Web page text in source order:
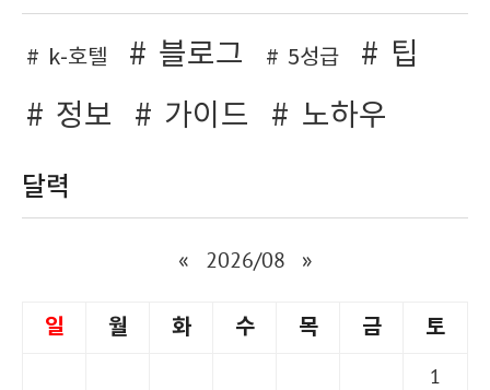
k-호텔 블로그 5성급
팁
정보
가이드 노하우
달력
« 2026/08 »
일 월 화 수 목 금 토
1